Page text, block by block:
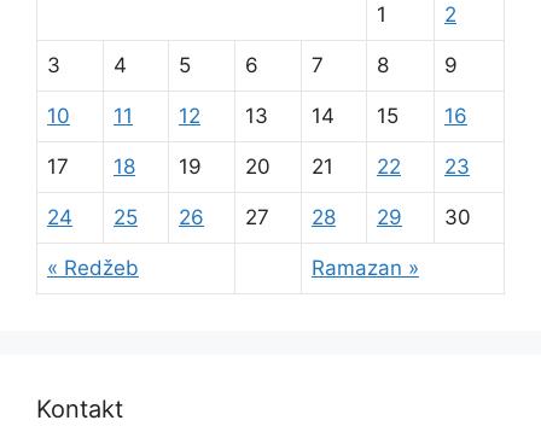
« Redžeb Ramazan »
1 2
3 4 5 6 7 8 9
10 11 12 13 14 15 16
17 18 19 20 21 22 23
24 25 26 27 28 29 30
Kontakt